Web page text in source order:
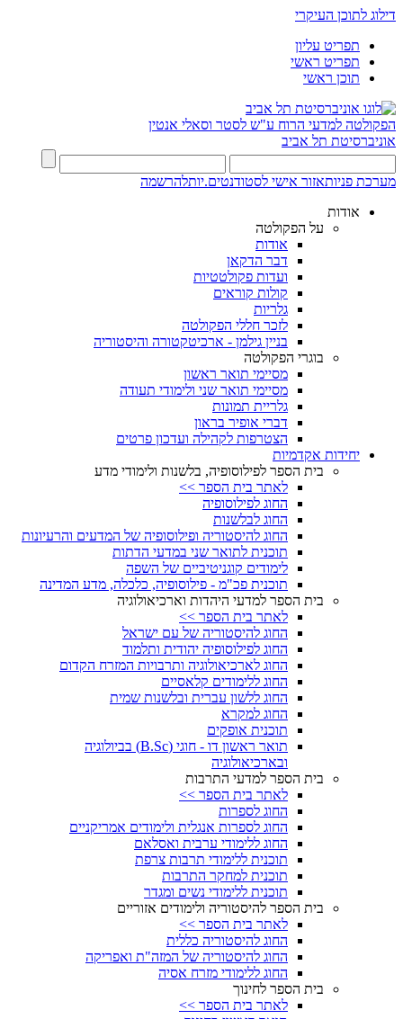
דילוג לתוכן העיקרי
תפריט עליון
תפריט ראשי
תוכן ראשי
הפקולטה למדעי הרוח ע"ש לסטר וסאלי אנטין
אוניברסיטת תל אביב
מערכת פניותאזור אישי לסטודנטים.יותלהרשמה
אודות
על הפקולטה
אודות
דבר הדקאן
ועדות פקולטטיות
קולות קוראים
גלריות
לזכר חללי הפקולטה
בניין גילמן - ארכיטקטורה והיסטוריה
בוגרי הפקולטה
מסיימי תואר ראשון
מסיימי תואר שני ולימודי תעודה
גלריית תמונות
דברי אופיר בראון
הצטרפות לקהילה ועדכון פרטים
יחידות אקדמיות
בית הספר לפילוסופיה, בלשנות ולימודי מדע
לאתר בית הספר >>
החוג לפילוסופיה
החוג לבלשנות
החוג להיסטוריה ופילוסופיה של המדעים והרעיונות
תוכנית לתואר שני במדעי הדתות
לימודים קוגניטיביים של השפה
תוכנית פכ"מ - פילוסופיה, כלכלה, מדע המדינה
בית הספר למדעי היהדות וארכיאולוגיה
לאתר בית הספר >>
החוג להיסטוריה של עם ישראל
החוג לפילוסופיה יהודית ותלמוד
החוג לארכיאולוגיה ותרבויות המזרח הקדום
החוג ללימודים קלאסיים
החוג ללשון עברית ובלשנות שמית
החוג למקרא
תוכנית אופקים
תואר ראשון דו - חוגי (B.Sc) בביולוגיה
ובארכיאולוגיה
בית הספר למדעי התרבות
לאתר בית הספר >>
החוג לספרות
החוג לספרות אנגלית ולימודים אמריקניים
החוג ללימודי ערבית ואסלאם
תוכנית ללימודי תרבות צרפת
תוכנית למחקר התרבות
תוכנית ללימודי נשים ומגדר
בית הספר להיסטוריה ולימודים אזוריים
לאתר בית הספר >>
החוג להיסטוריה כללית
החוג להיסטוריה של המזה"ת ואפריקה
החוג ללימודי מזרח אסיה
בית הספר לחינוך
לאתר בית הספר >>